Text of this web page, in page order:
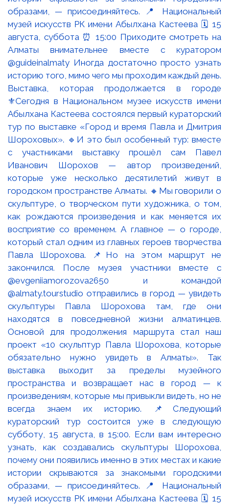
Выставка, которая продолжается в городе
⚜️Сегодня в Национальном музее искусств имени
Абылхана Кастеева состоялся первый кураторский
тур по выставке «Город и время Павла и Дмитрия
Шороховых». 🔹И это был особенный тур: вместе
с участниками выставку прошёл сам Павел
Иванович Шорохов — автор произведений,
которые уже несколько десятилетий живут в
городском пространстве Алматы. 🔸Мы говорили о
скульптуре, о творческом пути художника, о том,
как рождаются произведения и как меняется их
восприятие со временем. А главное — о городе,
который стал одним из главных героев творчества
Павла Шорохова. 📌Но на этом маршрут не
закончился. После музея участники вместе с
@evgeniiamorozova2650 и командой
@almaty.tourstudio отправились в город — увидеть
скульптуры Павла Шорохова там, где они
находятся в повседневной жизни алматинцев.
Основой для продолжения маршрута стал наш
проект «10 скульптур Павла Шорохова, которые
обязательно нужно увидеть в Алматы». Так
выставка выходит за пределы музейного
пространства и возвращает нас в город — к
произведениям, которые мы привыкли видеть, но не
всегда знаем их историю. 📌Следующий
кураторский тур состоится уже в следующую
субботу, 15 августа, в 15:00. Если вам интересно
узнать, как создавались скульптуры Шорохова,
почему они появились именно в этих местах и какие
истории скрываются за знакомыми городскими
образами, — присоединяйтесь. 📍 Национальный
музей искусств РК имени Абылхана Кастеева 🗓 15